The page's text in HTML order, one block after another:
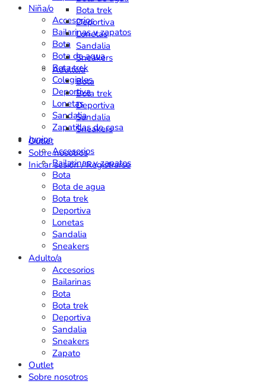
Niña/o
Accesorios
Bailarinas y zapatos
Bota
Bota de agua
Bota trek
Colegiales
Deportiva
Lonetas
Sandalia
Zapatillas de casa
Junior
Accesorios
Bailarinas y zapatos
Bota
Bota de agua
Bota trek
Deportiva
Lonetas
Sandalia
Sneakers
Adulto/a
Accesorios
Bailarinas
Bota
Bota trek
Deportiva
Sandalia
Sneakers
Zapato
Outlet
Sobre nosotros
Bota trek
Deportiva
Lonetas
Sandalia
Sneakers
Adulto/a
Bota
Bota trek
Deportiva
Sandalia
Sneakers
Outlet
Sobre nosotros
Iniciar sesión / Registrarse